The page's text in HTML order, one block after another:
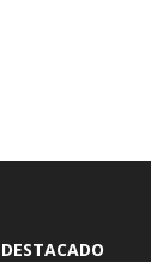
DESTACADO